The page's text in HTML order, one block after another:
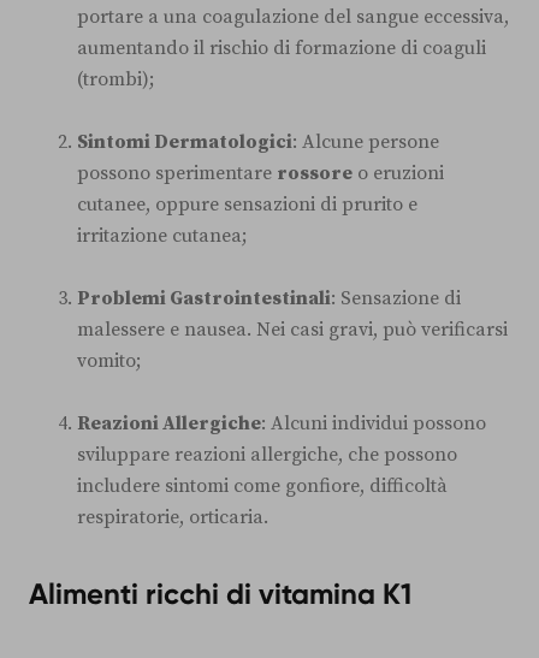
portare a una coagulazione del sangue eccessiva,
aumentando il rischio di formazione di coaguli
(trombi);
Sintomi Dermatologici: Alcune persone
possono sperimentare rossore o eruzioni
cutanee, oppure sensazioni di prurito e
irritazione cutanea;
Problemi Gastrointestinali: Sensazione di
malessere e nausea. Nei casi gravi, può verificarsi
vomito;
Reazioni Allergiche: Alcuni individui possono
sviluppare reazioni allergiche, che possono
includere sintomi come gonfiore, difficoltà
respiratorie, orticaria.
Alimenti ricchi di vitamina K1